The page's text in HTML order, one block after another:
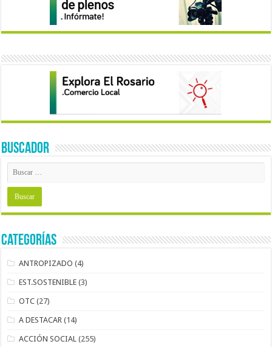
BUSCADOR
Categorías
ANTROPIZADO (4)
EST.SOSTENIBLE (3)
OTC (27)
A DESTACAR (14)
ACCIÓN SOCIAL (255)